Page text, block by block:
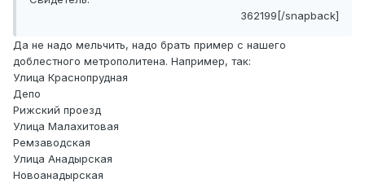
362199[/snapback]
Да не надо мельчить, надо брать пример с нашего
доблестного метрополитена. Например, так:
Улица Краснопрудная
Депо
Рижский проезд
Улица Малахитовая
Ремзаводская
Улица Анадырская
Новоанадырская